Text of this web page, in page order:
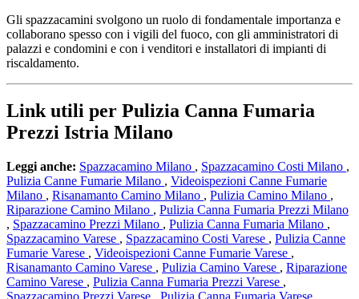
Gli spazzacamini svolgono un ruolo di fondamentale importanza e
collaborano spesso con i vigili del fuoco, con gli amministratori di
palazzi e condomini e con i venditori e installatori di impianti di
riscaldamento.
Link utili per Pulizia Canna Fumaria
Prezzi Istria Milano
Leggi anche: Spazzacamino Milano , Spazzacamino Costi Milano ,
Pulizia Canne Fumarie Milano , Videoispezioni Canne Fumarie
Milano , Risanamanto Camino Milano , Pulizia Camino Milano ,
Riparazione Camino Milano , Pulizia Canna Fumaria Prezzi Milano
, Spazzacamino Prezzi Milano , Pulizia Canna Fumaria Milano ,
Spazzacamino Varese , Spazzacamino Costi Varese , Pulizia Canne
Fumarie Varese , Videoispezioni Canne Fumarie Varese ,
Risanamanto Camino Varese , Pulizia Camino Varese , Riparazione
Camino Varese , Pulizia Canna Fumaria Prezzi Varese ,